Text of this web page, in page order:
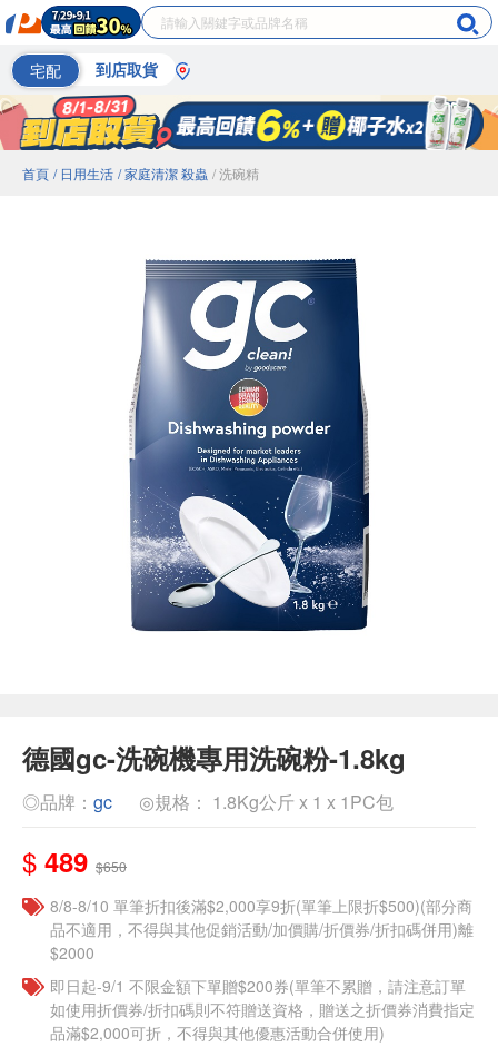
宅配 到店取貨
首頁 / 日用生活 / 家庭清潔 殺蟲 / 洗碗精
德國gc-洗碗機專用洗碗粉-1.8kg
◎品牌： gc ◎規格： 1.8Kg公斤 x 1 x 1PC包
$ 489 $650
8/8-8/10 單筆折扣後滿$2,000享9折(單筆上限折$500)(部分商
品不適用，不得與其他促銷活動/加價購/折價券/折扣碼併用)離
$2000
即日起-9/1 不限金額下單贈$200券(單筆不累贈，請注意訂單
如使用折價券/折扣碼則不符贈送資格，贈送之折價券消費指定
品滿$2,000可折，不得與其他優惠活動合併使用)